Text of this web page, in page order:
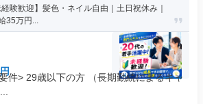
験歓迎】髪色・ネイル自由｜土日祝休み｜
35万円...
件> 29歳以下の方 （長期勤続によるキャ